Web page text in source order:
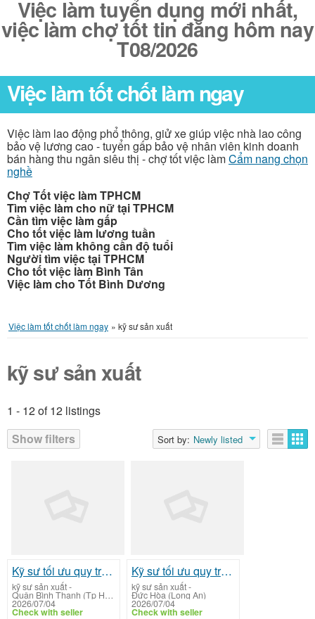
Việc làm tuyển dụng mới nhất,
việc làm chợ tốt tin đăng hôm nay
T08/2026
Việc làm tốt chốt làm ngay
Việc làm lao động phổ thông, giử xe giúp việc nhà lao công
bảo vệ lương cao - tuyển gấp bảo vệ nhân viên kinh doanh
bán hàng thu ngân siêu thị - chợ tốt việc làmCẩm nang chọn
nghề
Chợ Tốt việc làm TPHCM
Tìm việc làm cho nữ tại TPHCM
Cần tìm việc làm gấp
Cho tốt việc làm lương tuần
Tìm việc làm không cần độ tuổi
Người tìm việc tại TPHCM
Cho tốt việc làm Bình Tân
Việc làm cho Tốt Bình Dương
Việc làm tốt chốt làm ngay » kỹ sư sản xuất
kỹ sư sản xuất
1 - 12 of 12 listings
Show filters
Sort by: Newly listed
Listings
Kỹ sư tối ưu quy trình
kỹ sư sản xuất-
Quận Bình Thạnh (Tp Hồ Chí Minh)
2026/07/04
Check with seller
Kỹ sư tối ưu quy trình
kỹ sư sản xuất-
Đức Hòa (Long An)
2026/07/04
Check with seller